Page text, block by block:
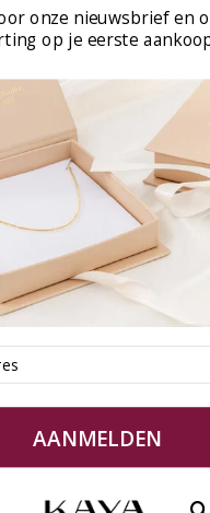
KAYA
Over ons
Tips en Advies
Duurzaamheid
onze nieuwsbrief en
op je eerste
AANMELDEN